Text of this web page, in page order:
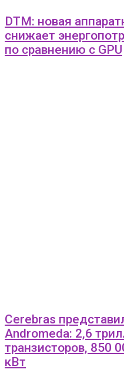
DTM: новая
снижает
по сравнению с GPU
Cerebras
Andromeda: 2,6
транзисторов, 850
кВт